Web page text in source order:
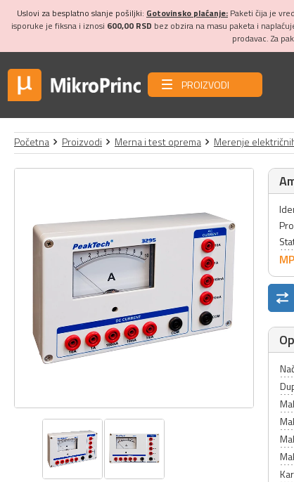
Uslovi za besplatno slanje pošiljki: Gotovinsko plaćanje: Paketi čija je
isporuke je fiksna i iznosi 600,00 RSD bez obzira na masu paketa i
prodavac. Za
PROIZVODI
Početna Proizvodi Merna i test oprema Merenje